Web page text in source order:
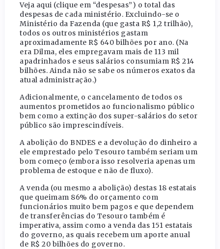
Veja aqui (clique em “despesas”) o total das
despesas de cada ministério. Excluindo-se o
Ministério da Fazenda (que gasta R$ 1,2 trilhão),
todos os outros ministérios gastam
aproximadamente R$ 640 bilhões por ano. (Na
era Dilma, eles empregavam mais de 113 mil
apadrinhados e seus salários consumiam R$ 214
bilhões. Ainda não se sabe os números exatos da
atual administração.)
Adicionalmente, o cancelamento de todos os
aumentos prometidos ao funcionalismo público
bem como a extinção dos super-salários do setor
público são imprescindíveis.
A abolição do BNDES e a devolução do dinheiro a
ele emprestado pelo Tesouro também seriam um
bom começo (embora isso resolveria apenas um
problema de estoque e não de fluxo).
A venda (ou mesmo a abolição) destas 18 estatais
que queimam 86% do orçamento com
funcionários muito bem pagos e que dependem
de transferências do Tesouro também é
imperativa, assim como a venda das 151 estatais
do governo, as quais recebem um aporte anual
de R$ 20 bilhões do governo.